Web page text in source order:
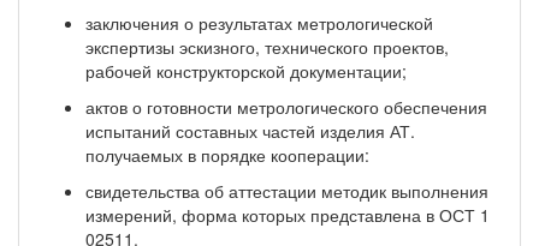
заключения о результатах метрологической
экспертизы эскизного, технического проектов,
рабочей конструкторской документации;
актов о готовности метрологического обеспечения
испытаний составных частей изделия АТ.
получаемых в порядке кооперации:
свидетельства об аттестации методик выполнения
измерений, форма которых представлена в ОСТ 1
02511.